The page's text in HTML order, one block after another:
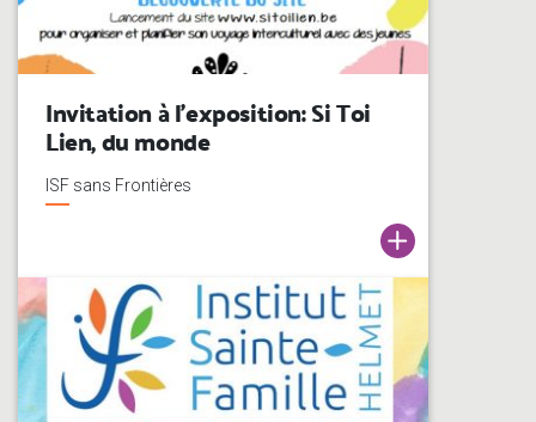
Invitation à l’exposition: Si Toi
Lien, du monde
ISF sans Frontières